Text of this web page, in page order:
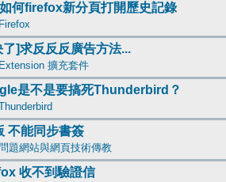
何firefox新分頁打開歷史記錄
Firefox
了]求反反反廣告方法...
Extension 擴充套件
是不是要搞死Thunderbird？
不能同步書簽
問題網站與網頁技術傳教
收不到驗證信